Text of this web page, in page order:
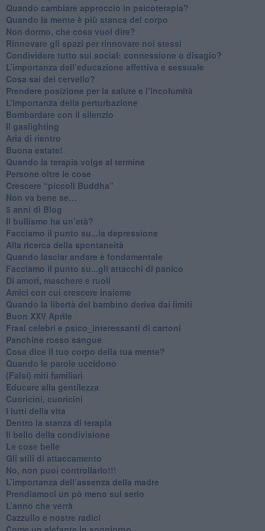
Quando cambiare approccio in psicoterapia?
​Quando la mente è più stanca del corpo
Non dormo, che cosa vuol dire?
​Rinnovare gli spazi per rinnovare noi stessi
​Condividere tutto sui social: connessione o disagio?
​L’importanza dell’educazione affettiva e sessuale
​Cosa sai del cervello?
Prendere posizione per la salute e l’incolumità
L’importanza della perturbazione
​Bombardare con il silenzio
Il gaslighting
Aria di rientro
Buona estate!
​Quando la terapia volge al termine
​Persone oltre le cose
​Crescere “piccoli Buddha”
Non va bene se…
​5 anni di Blog
​Il bullismo ha un’età?
Facciamo il punto su...la depressione
​Alla ricerca della spontaneità
​Quando lasciar andare è fondamentale
Facciamo il punto su...gli attacchi di panico
Di amori, maschere e ruoli
​Amici con cui crescere insieme
​Quando la libertà del bambino deriva dai limiti
Buon XXV Aprile
​Frasi celebri e psico_interessanti di cartoni
​Panchine rosso sangue
​Cosa dice il tuo corpo della tua mente?
​Quando le parole uccidono
​(Falsi) miti familiari
​Educare alla gentilezza
​Cuoricini, cuoricini
I lutti della vita
​Dentro la stanza di terapia
​Il bello della condivisione
Le cose belle
​Gli stili di attaccamento
No, non puoi controllarlo!!!
​L’importanza dell’assenza della madre
​Prendiamoci un pò meno sul serio
​L’anno che verrà
​Cazzullo e nostre radici